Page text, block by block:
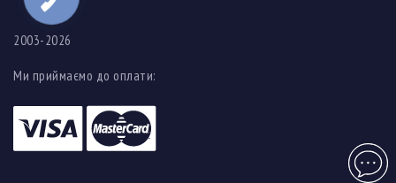
2003-2026
Ми приймаємо до оплати:
Чат